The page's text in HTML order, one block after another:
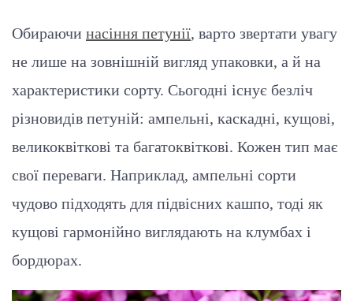
Обираючи насіння петунії, варто звертати увагу
не лише на зовнішній вигляд упаковки, а й на
характеристики сорту. Сьогодні існує безліч
різновидів петуній: ампельні, каскадні, кущові,
великоквіткові та багатоквіткові. Кожен тип має
свої переваги. Наприклад, ампельні сорти
чудово підходять для підвісних кашпо, тоді як
кущові гармонійно виглядають на клумбах і
бордюрах.